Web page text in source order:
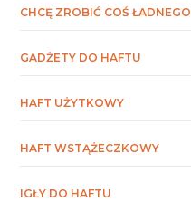
CHCĘ ZROBIĆ COŚ ŁADNEGO
GADŻETY DO HAFTU
HAFT UŻYTKOWY
HAFT WSTĄŻECZKOWY
IGŁY DO HAFTU